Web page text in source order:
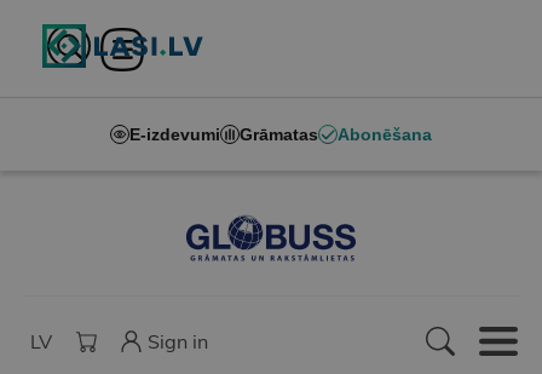
E-izdevumi Grāmatas Abonēšana
LV Sign in